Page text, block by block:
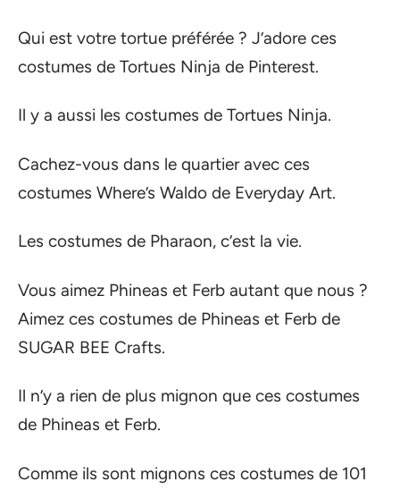
Qui est votre tortue préférée ? J’adore ces
costumes de Tortues Ninja de Pinterest.
Il y a aussi les costumes de Tortues Ninja.
Cachez-vous dans le quartier avec ces
costumes Where’s Waldo de Everyday Art.
Les costumes de Pharaon, c’est la vie.
Vous aimez Phineas et Ferb autant que nous ?
Aimez ces costumes de Phineas et Ferb de
SUGAR BEE Crafts.
Il n’y a rien de plus mignon que ces costumes
de Phineas et Ferb.
Comme ils sont mignons ces costumes de 101